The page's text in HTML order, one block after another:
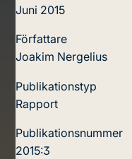
Juni 2015
Författare
Joakim Nergelius
Publikationstyp
Rapport
Publikationsnummer
2015:3